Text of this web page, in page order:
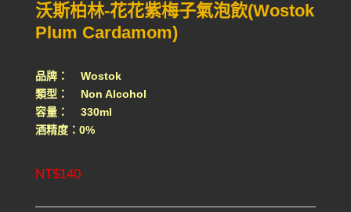
沃斯柏林-花花紫梅子氣泡飲(Wostok
Plum Cardamom)
品牌： Wostok
類型： Non Alcohol
容量： 330ml
酒精度：0%
NT$140